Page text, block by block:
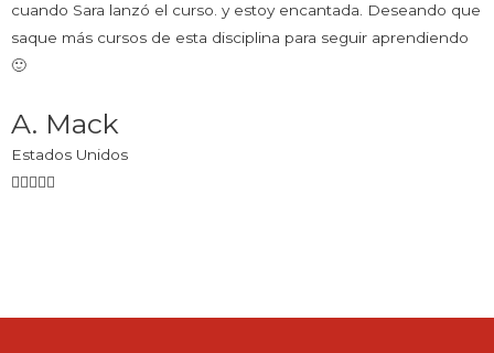
cuando Sara lanzó el curso. y estoy encantada. Deseando que
saque más cursos de esta disciplina para seguir aprendiendo
🙂
A. Mack
Estados Unidos